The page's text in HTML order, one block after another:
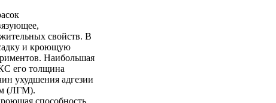
свойств. В
и кроющую
Наибольшая
его толщина
ухудшения адгезии
(ЛГМ).
способность,